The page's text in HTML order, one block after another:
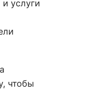
услуги
чтобы